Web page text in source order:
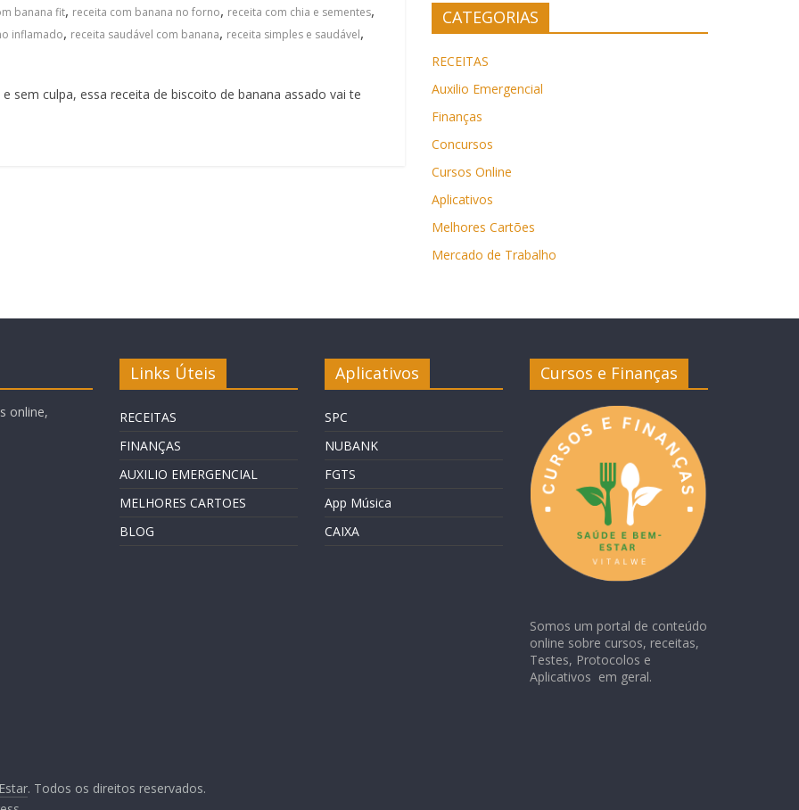
banana fit, receita com banana no forno, receita com chia e sementes,
inflamado, receita saudável com banana, receita simples e saudável,
sem culpa, essa receita de biscoito de banana assado vai te
CATEGORIAS
RECEITAS
Auxilio Emergencial
Finanças
Concursos
Cursos Online
Aplicativos
Melhores Cartões
Mercado de Trabalho
online,
Links Úteis
RECEITAS
FINANÇAS
AUXILIO EMERGENCIAL
MELHORES CARTOES
BLOG
Aplicativos
SPC
NUBANK
FGTS
App Música
CAIXA
Cursos e Finanças
Somos um portal de conteúdo
online sobre cursos, receitas,
Testes, Protocolos e
Aplicativos em geral.
. Todos os direitos reservados.